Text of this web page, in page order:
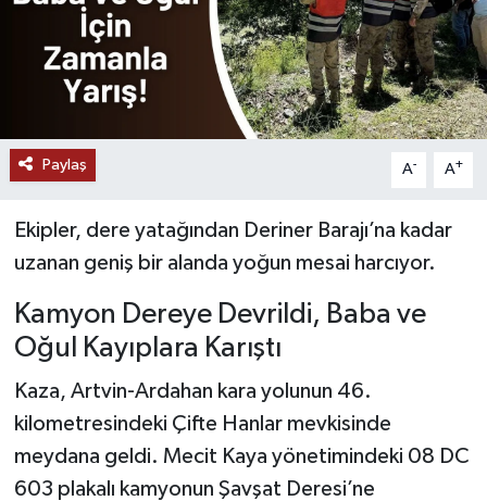
Paylaş A- A+
Ekipler, dere yatağından Deriner Barajı’na kadar
uzanan geniş bir alanda yoğun mesai harcıyor.
Kamyon Dereye Devrildi, Baba ve
Oğul Kayıplara Karıştı
Kaza, Artvin-Ardahan kara yolunun 46.
kilometresindeki Çifte Hanlar mevkisinde
meydana geldi. Mecit Kaya yönetimindeki 08 DC
603 plakalı kamyonun Şavşat Deresi’ne